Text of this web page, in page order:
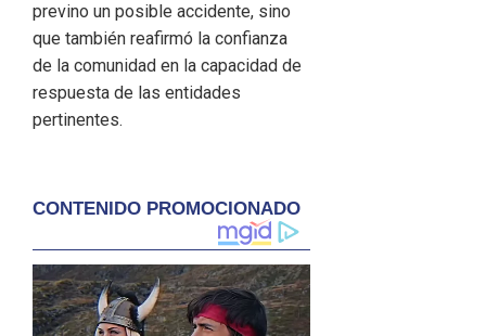
previno un posible accidente, sino
que también reafirmó la confianza
de la comunidad en la capacidad de
respuesta de las entidades
pertinentes.